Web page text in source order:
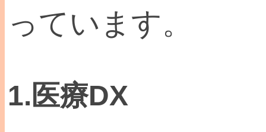
っています。
1.医療DX